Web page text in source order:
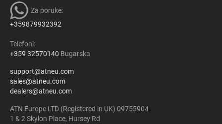
Za poruke:
+359879932392
Telefoni:
+359 32570140 Bugarska
support@atneu.com
sales@atneu.com
dealers@atneu.com
ATN Europe LTD (Registered in UK) 09755904
1 & 2 Skylon Place, Hursey Rd